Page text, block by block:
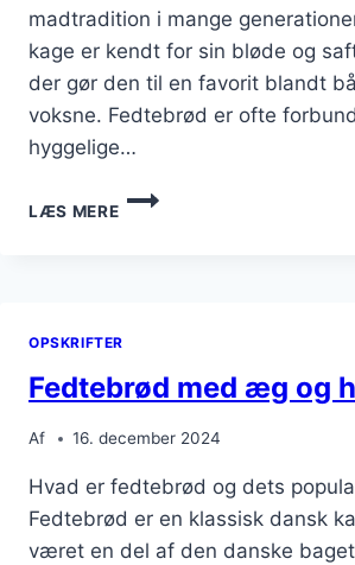
madtradition i mange
kage er kendt for sin bløde og
der gør den til en favorit blandt
voksne. Fedtebrød er ofte
hyggelige…
LÆS MERE
FEDTEBRØD
MED
OPSKRIFTER
Fedtebrød med æg og
Af 16. december 2024
Hvad er fedtebrød og dets
Fedtebrød er en klassisk dansk
været en del af den danske